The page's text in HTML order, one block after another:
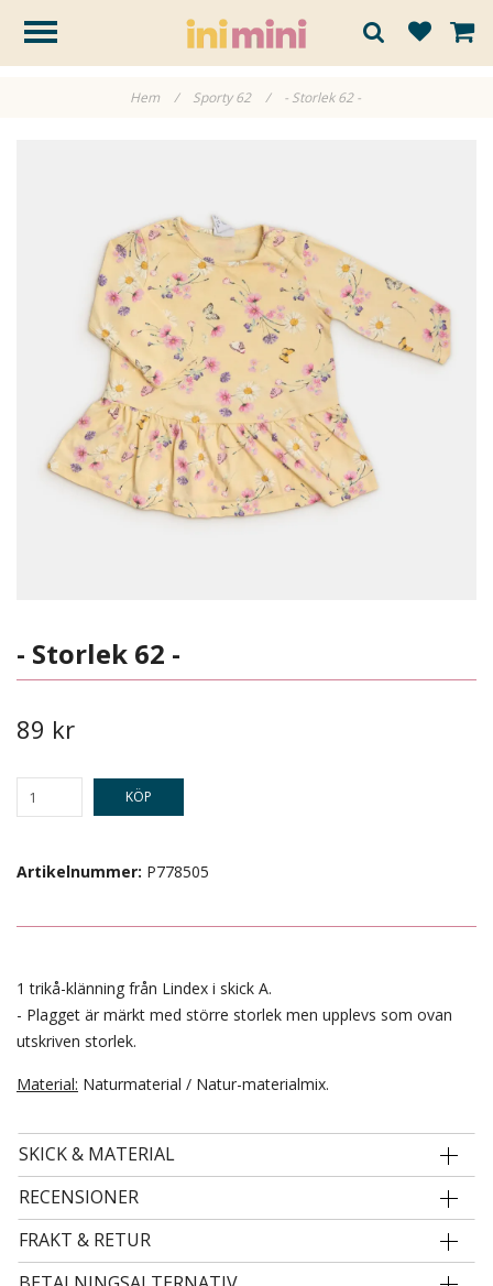
Hem / Sporty 62 / - Storlek 62 -
- Storlek 62 -
89 kr
KÖP
Artikelnummer: P778505
1 trikå-klänning från Lindex i skick A.
- Plagget är märkt med större storlek men upplevs som ovan
utskriven storlek.
Material: Naturmaterial / Natur-materialmix.
SKICK & MATERIAL
RECENSIONER
FRAKT & RETUR